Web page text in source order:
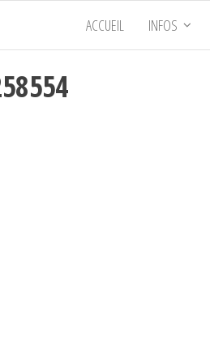
ACCUEIL INFOS